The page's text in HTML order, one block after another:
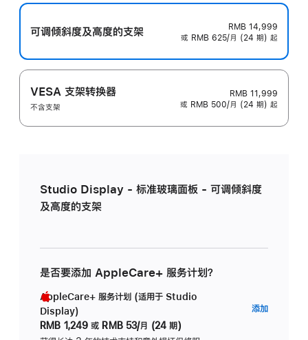
可调倾斜度及高‍度的支‍架
RMB 14,999
或 RMB 625/月 (24 期) 起
VESA 支架转换器
不含支架
RMB 11,999
或 RMB 500/月 (24 期) 起
Studio Display - 标准玻璃面板 - 可调倾斜度
及高度的支架
是否要添加 AppleCare+ 服务计划？
AppleCare+ 服务计划 (适用于 Studio
Display)
RMB 1,249 或 RMB 53/月 (24 期)
添加